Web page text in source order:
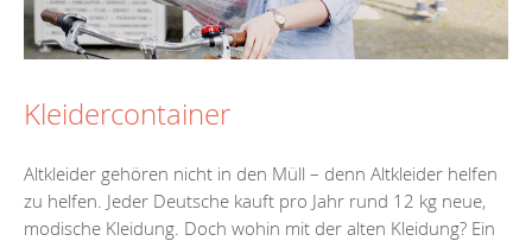
Kleidercontainer
Altkleider gehören nicht in den Müll – denn Altkleider helfen
zu helfen. Jeder Deutsche kauft pro Jahr rund 12 kg neue,
modische Kleidung. Doch wohin mit der alten Kleidung? Ein